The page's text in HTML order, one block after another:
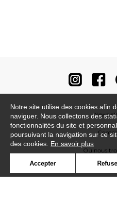
Où nous
Notre site utilise des cookies afin
naviguer. Nous collectons des
fonctionnalités du site et
poursuivant la navigation sur ce
des cookies. En savoir plus
Accepter